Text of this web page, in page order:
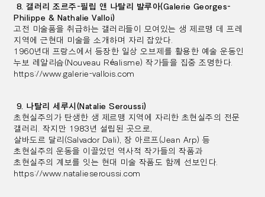
8. 갤러리 조르주-필립 앤 나탈리 발루아(Galerie Georges-
Philippe & Nathalie Valloi)
고전 미술품을 취급하는 갤러리들이 모여있는 생 제르맹 데 프레
지역에 근현대 미술을 소개하며 자리 잡았다.
1960년대 프랑스에서 등장한 일상 오브제를 활용한 예술 운동인
누보 레알리슴(Nouveau Réalisme) 작가들을 집중 조명한다.
https://www.galerie-vallois.com
9. 나탈리 세루시(Natalie Seroussi)
초현실주의가 탄생한 생 제르맹 지역에 자리한 초현실주의 전문
갤러리. 작지만 1983년 설립된 곳으로,
살바도르 달리(Salvador Dali), 장 아르프(Jean Arp) 등
초현실주의 운동을 이끌었던 역사적 작가들의 작품과
초현실주의 계보를 잇는 현대 미술 작품도 함께 선보인다.
https://www.natalieseroussi.com